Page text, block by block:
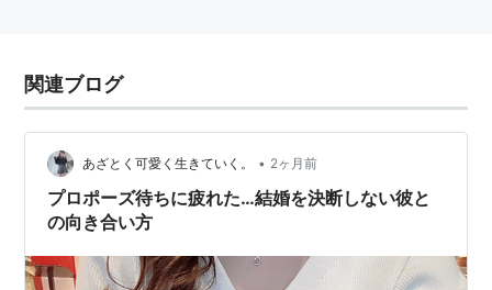
関連ブログ
あざとく可愛く生きていく。 • 2ヶ月前
プロポーズ待ちに疲れた…結婚を決断しない彼と
の向き合い方